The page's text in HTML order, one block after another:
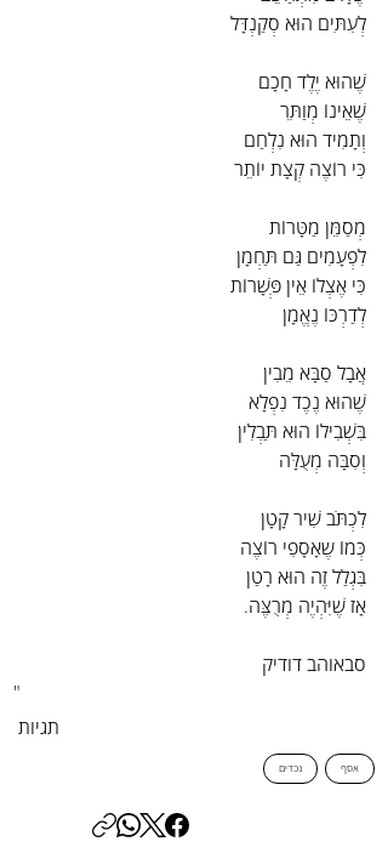
לְעִתִּים הוּא סְקַנְדָּל
שֶׁהוּא יֶלֶד חָכָם
שֶׁאֵינוֹ מְוַתֵּר
וְתָמִיד הוּא נִלְחַם
כִּי רוֹצֶה קְצָת יוֹתֵר
מְסַמֵּן מַטָּרוֹת
לִפְעָמִים גַּם תַּחְמָן
כִּי אֶצְלוֹ אֵין פְּשָׁרוֹת
לְדַרְכּוֹ נֶאֱמָן
אֲבָל סַבָּא מֵבִין
שֶׁהוּא נֶכֶד נִפְלָא
בִּשְׁבִילוֹ הוּא תַּבְלִין
וְסִבָּה מְעֻלָּה
לִכְתֹּב שִׁיר קָטָן
כְּמוֹ שֶאָסָפִי רוֹצֶה
בִּגְלַל זֶה הוּא רָטַן
אָז שֶׁיִּהְיֶה מְרֻצֶּה.
סבאוהב דודיק
"
תגיות
אסף נכדים